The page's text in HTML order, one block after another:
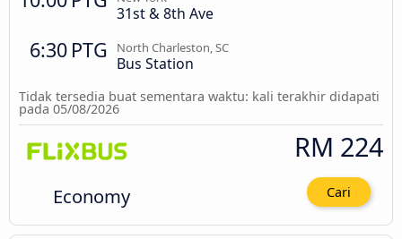
31st & 8th Ave
6:30 PTG North Charleston, SC
Bus Station
Tidak tersedia buat sementara waktu: kali terakhir didapati
pada 05/08/2026
Economy
RM 224
Cari